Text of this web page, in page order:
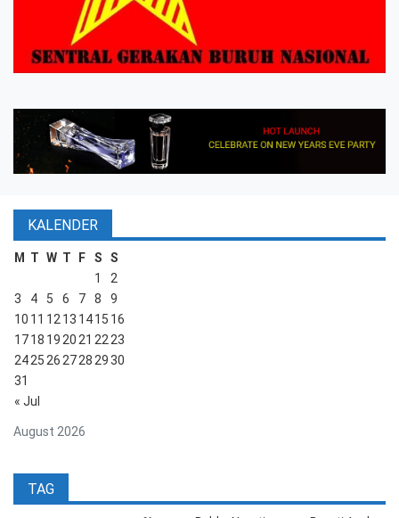
KALENDER
August 2026
M T W T F S S
« Jul
1
2
3
4 5 6 7 8
9
10 11 1213 1415 16
1718 192021 2223
24252627282930
31
TAG